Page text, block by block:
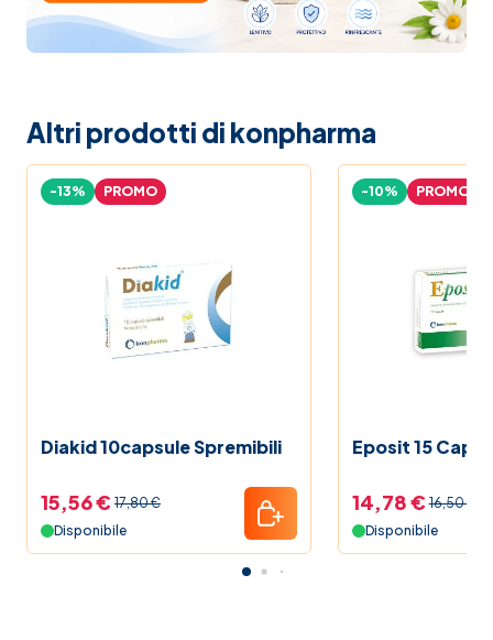
Altri prodotti di konpharma
Diakid 10capsule Spremibili
-13% PROMO
15,56 € 17,80 €
Disponibile
Eposit 15
-10% PROMO
14,78 € 16,50 €
Disponibile